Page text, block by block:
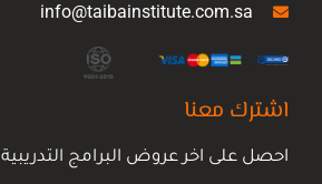
info@taibainstitute.com.sa
اشترك معنا
احصل على اخر عروض البرامج التدريبية